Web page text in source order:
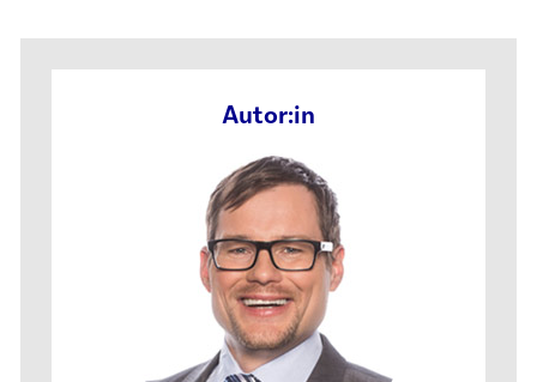
Autor:in